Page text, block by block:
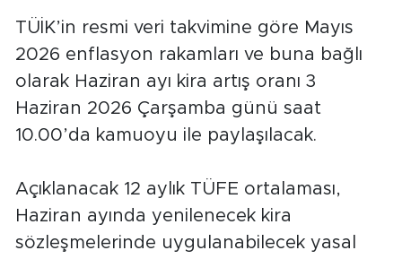
TÜİK’in resmi veri takvimine göre Mayıs
2026 enflasyon rakamları ve buna bağlı
olarak Haziran ayı kira artış oranı 3
Haziran 2026 Çarşamba günü saat
10.00’da kamuoyu ile paylaşılacak.
Açıklanacak 12 aylık TÜFE ortalaması,
Haziran ayında yenilenecek kira
sözleşmelerinde uygulanabilecek yasal